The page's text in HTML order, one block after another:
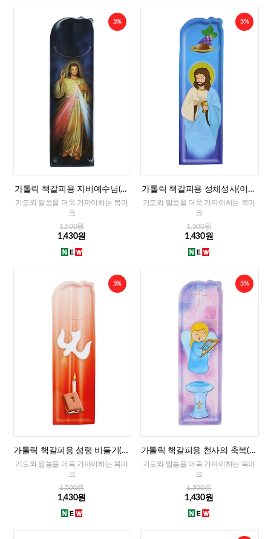
5%
가톨릭 책갈피용 자비예수님(이
태리)
기도와 말씀을 더욱 가까이하는 북마
크
1,500원
1,430원
5%
가톨릭 책갈피용 성체성사(이태
리)
기도와 말씀을 더욱 가까이하는 북마
크
1,500원
1,430원
5%
가톨릭 책갈피용 성령 비둘기(이
태리)
기도와 말씀을 더욱 가까이하는 북마
크
1,500원
1,430원
5%
가톨릭 책갈피용 천사의 축복(이
태리)
기도와 말씀을 더욱 가까이하는 북마
크
1,500원
1,430원